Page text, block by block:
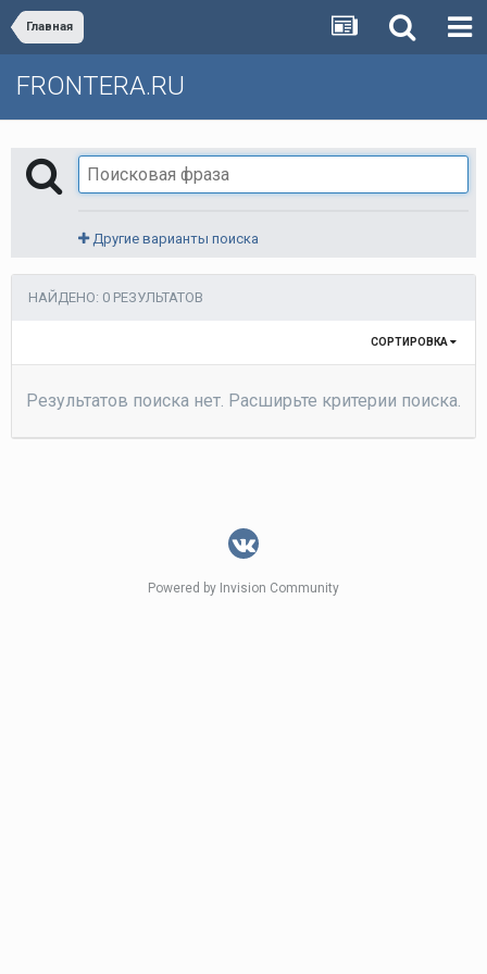
Главная
FRONTERA.RU
Другие варианты поиска
НАЙДЕНО: 0 РЕЗУЛЬТАТОВ
СОРТИРОВКА
Результатов поиска нет. Расширьте критерии поиска.
Powered by Invision Community